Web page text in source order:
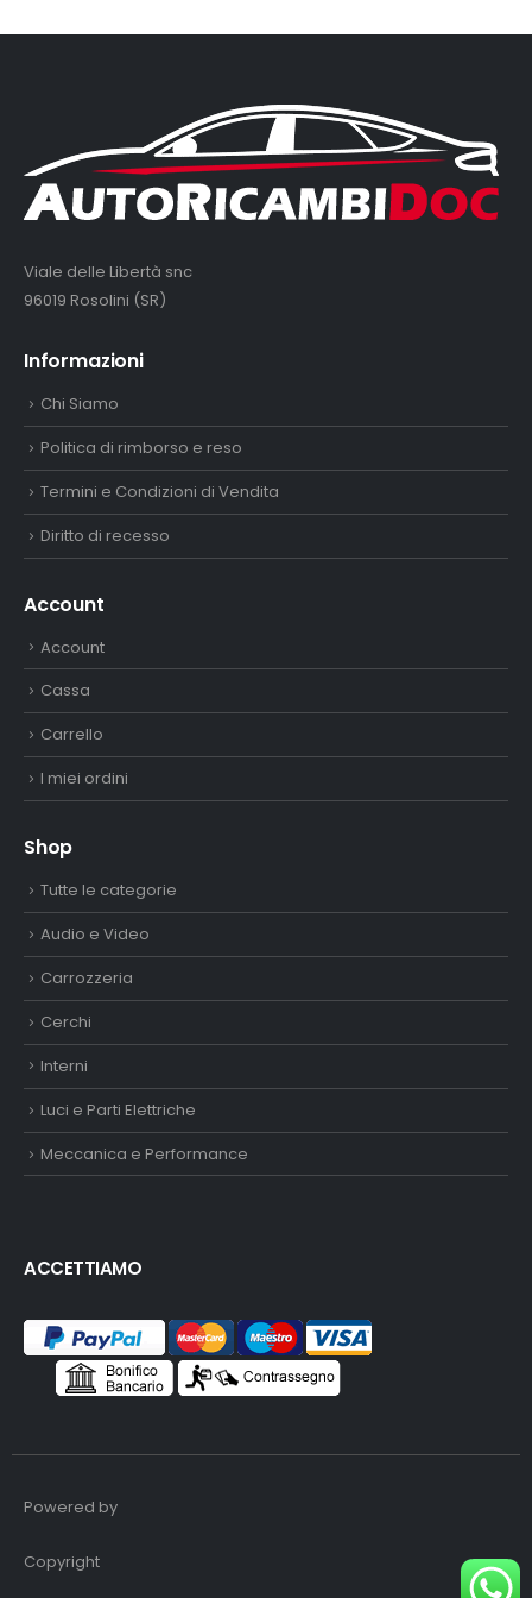
Viale delle Libertà snc
96019 Rosolini (SR)
Informazioni
Chi Siamo
Politica di rimborso e reso
Termini e Condizioni di Vendita
Diritto di recesso
Account
Account
Cassa
Carrello
I miei ordini
Shop
Tutte le categorie
Audio e Video
Carrozzeria
Cerchi
Interni
Luci e Parti Elettriche
Meccanica e Performance
ACCETTIAMO
Powered by
Copyright